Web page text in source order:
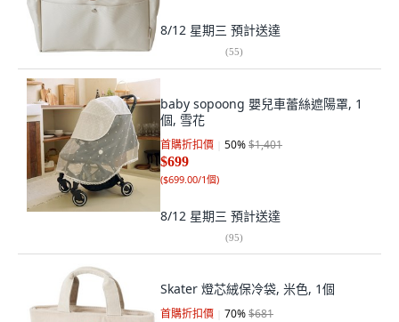
8/12 星期三 預計送達
(55)
baby sopoong 嬰兒車蕾絲遮陽罩, 1
個, 雪花
首購折扣價 50%$1,401
$699
($699.00/1個)
8/12 星期三 預計送達
(95)
Skater 燈芯絨保冷袋, 米色, 1個
首購折扣價 70%$681